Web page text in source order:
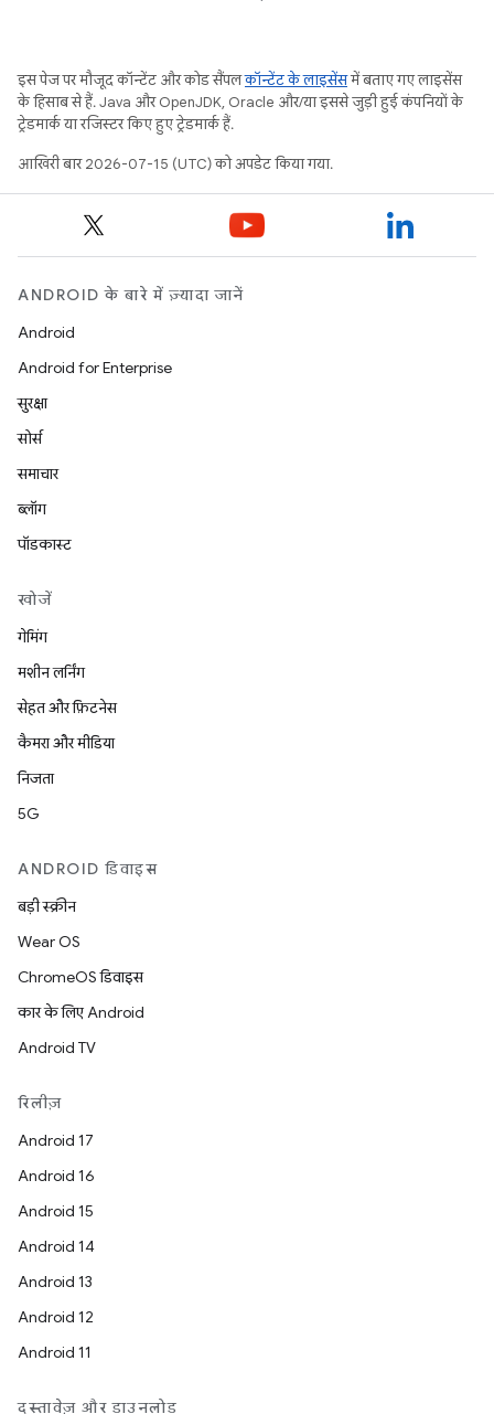
इस पेज पर मौजूद कॉन्टेंट और कोड सैंपलकॉन्टेंट के लाइसेंसमें बताए गए लाइसेंस
के हिसाब से हैं. Java और OpenJDK, Oracle और/या इससे जुड़ी हुई कंपनियों के
ट्रेडमार्क या रजिस्टर किए हुए ट्रेडमार्क हैं.
आखिरी बार 2026-07-15 (UTC) को अपडेट किया गया.
ANDROID के बारे में ज़्यादा जानें
Android
Android for Enterprise
सुरक्षा
सोर्स
समाचार
ब्लॉग
पॉडकास्ट
खोजें
गेमिंग
मशीन लर्निंग
सेहत और फ़िटनेस
कैमरा और मीडिया
निजता
5G
ANDROID डिवाइस
बड़ी स्क्रीन
Wear OS
ChromeOS डिवाइस
कार के लिए Android
Android TV
रिलीज़
Android 17
Android 16
Android 15
Android 14
Android 13
Android 12
Android 11
दस्तावेज़ और डाउनलोड